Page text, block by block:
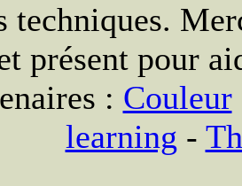
techniques.
présent pour
: Couleur
learning -